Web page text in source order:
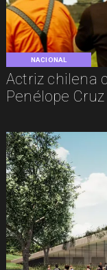
NACIONAL
Actriz chilena
Penélope